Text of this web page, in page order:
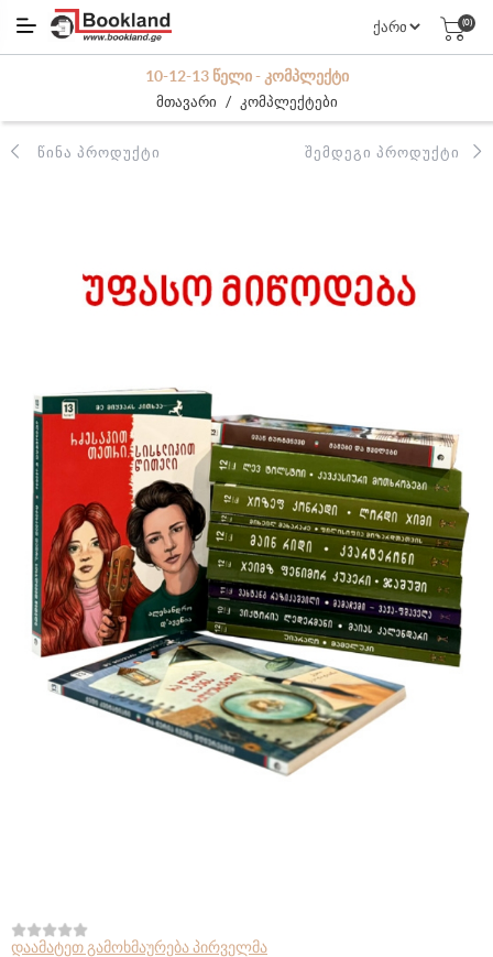
(0)
10-12-13 ᲬᲔᲚᲘ - ᲙᲝᲛᲞᲚᲔᲥᲢᲘ
მთავარი / კომპლექტები
ᲬᲘᲜᲐ ᲞᲠᲝᲓᲣᲥᲢᲘ ᲨᲔᲛᲓᲔᲒᲘ ᲞᲠᲝᲓᲣᲥᲢᲘ
დაამატეთ გამოხმაურება პირველმა